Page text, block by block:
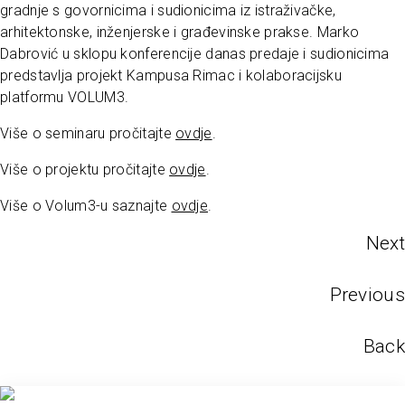
gradnje s govornicima i sudionicima iz istraživačke,
arhitektonske, inženjerske i građevinske prakse. Marko
Dabrović u sklopu konferencije danas predaje i sudionicima
predstavlja projekt Kampusa Rimac i kolaboracijsku
platformu VOLUM3.
Više o seminaru pročitajte ovdje
Više o projektu pročitajte ovdje
Više o Volum3-u saznajte ovdje
Next
Previous
Back